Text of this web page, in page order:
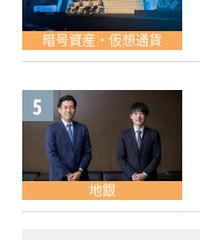
暗号資産・仮想通貨
5
地銀